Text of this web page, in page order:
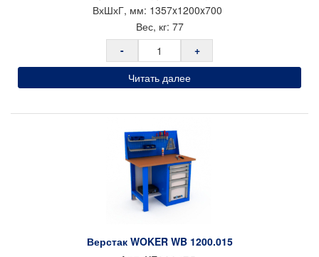
ВхШхГ, мм: 1357x1200x700
Вес, кг: 77
-
+
Читать далее
Верстак WOKER WB 1200.015